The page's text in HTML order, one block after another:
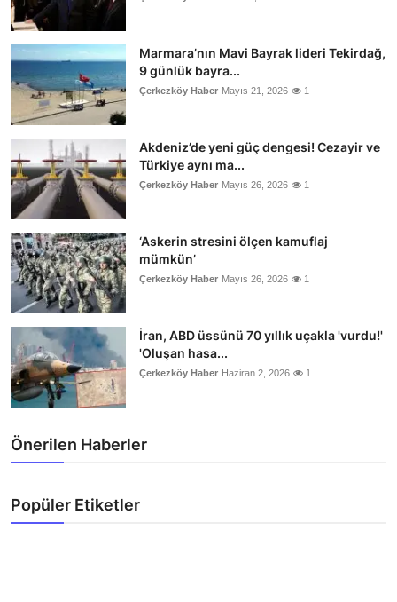
Marmara’nın Mavi Bayrak lideri Tekirdağ,
9 günlük bayra...
Çerkezköy Haber Mayıs 21, 2026 1
Akdeniz’de yeni güç dengesi! Cezayir ve
Türkiye aynı ma...
Çerkezköy Haber Mayıs 26, 2026 1
‘Askerin stresini ölçen kamuflaj
mümkün’
Çerkezköy Haber Mayıs 26, 2026 1
İran, ABD üssünü 70 yıllık uçakla 'vurdu!'
'Oluşan hasa...
Çerkezköy Haber Haziran 2, 2026 1
Önerilen Haberler
Popüler Etiketler